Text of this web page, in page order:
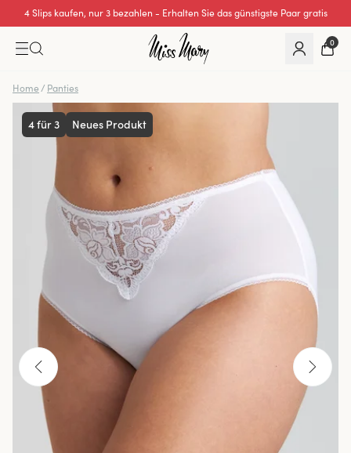
4 Slips kaufen, nur 3 bezahlen - Erhalten Sie das günstigste Paar gratis
0
Home / Panties
4 für 3 Neues Produkt